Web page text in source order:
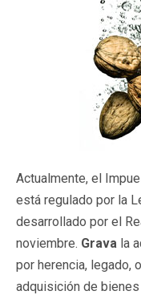
Actualmente, el
está regulado por la
desarrollado por el
noviembre. Grava la
por herencia, legado,
adquisición de